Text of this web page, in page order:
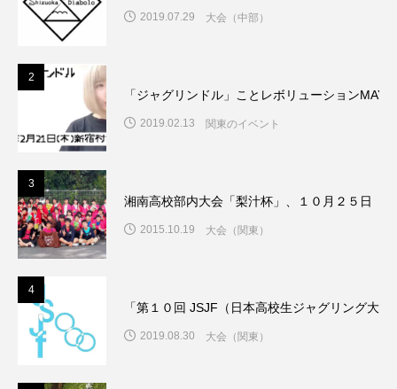
2019.07.29 大会（中部）
2
「ジャグリンドル」ことレボリューション
2019.02.13 関東のイベント
3
湘南高校部内大会「梨汁杯」、１０月２５日（
2015.10.19 大会（関東）
4
「第１０回 JSJF（日本高校生ジャグリング大
2019.08.30 大会（関東）